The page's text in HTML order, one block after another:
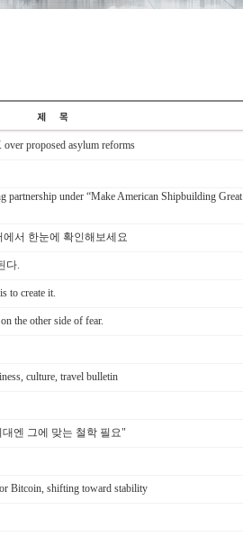
proposed asylum reforms
partnership under “Make American Shipbuilding Great
서 한눈에 확인해보세요
다.
to create it.
the other side of fear.
culture, travel bulletin
엔 그에 맞는 철학 필요"
Bitcoin, shifting toward stability